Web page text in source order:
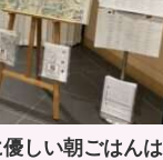
しい朝ごはんは